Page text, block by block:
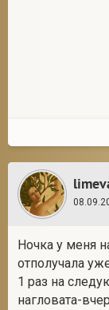
Ночка у меня
отполучала
1 раз на
нагловата-